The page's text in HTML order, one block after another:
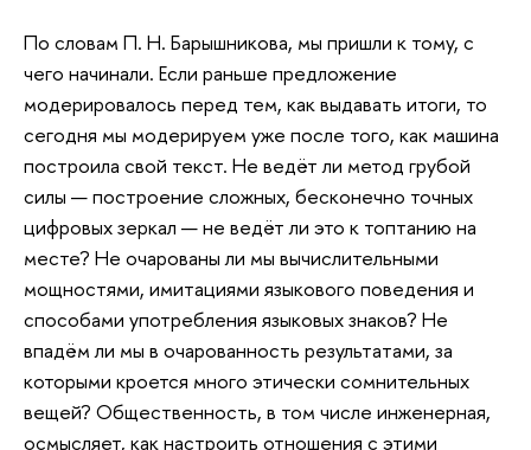
По словам П. Н. Барышникова, мы пришли к тому, с
чего начинали. Если раньше предложение
модерировалось перед тем, как выдавать итоги, то
сегодня мы модерируем уже после того, как машина
построила свой текст. Не ведёт ли метод грубой
силы — построение сложных, бесконечно точных
цифровых зеркал — не ведёт ли это к топтанию на
месте? Не очарованы ли мы вычислительными
мощностями, имитациями языкового поведения и
способами употребления языковых знаков? Не
впадём ли мы в очарованность результатами, за
которыми кроется много этически сомнительных
вещей? Общественность, в том числе инженерная,
осмысляет, как настроить отношения с этими